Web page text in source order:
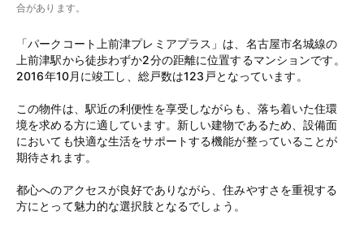
合があります。
「パークコート上前津プレミアプラス」は、名古屋市名城線の
上前津駅から徒歩わずか2分の距離に位置するマンションです。
2016年10月に竣工し、総戸数は123戸となっています。
この物件は、駅近の利便性を享受しながらも、落ち着いた住環
境を求める方に適しています。新しい建物であるため、設備面
においても快適な生活をサポートする機能が整っていることが
期待されます。
都心へのアクセスが良好でありながら、住みやすさを重視する
方にとって魅力的な選択肢となるでしょう。